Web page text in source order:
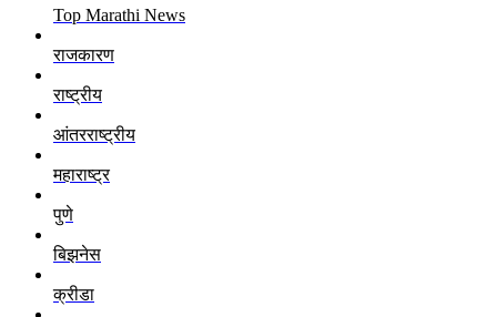
Top Marathi News
राजकारण
राष्ट्रीय
आंतरराष्ट्रीय
महाराष्ट्र
पुणे
बिझनेस
क्रीडा